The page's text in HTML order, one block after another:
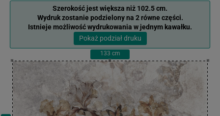
Szerokość jest większa niż 102.5 cm.
Wydruk zostanie podzielony na 2 równe części.
Istnieje możliwość wydrukowania w jednym kawałku.
Pokaż podział druku
133 cm